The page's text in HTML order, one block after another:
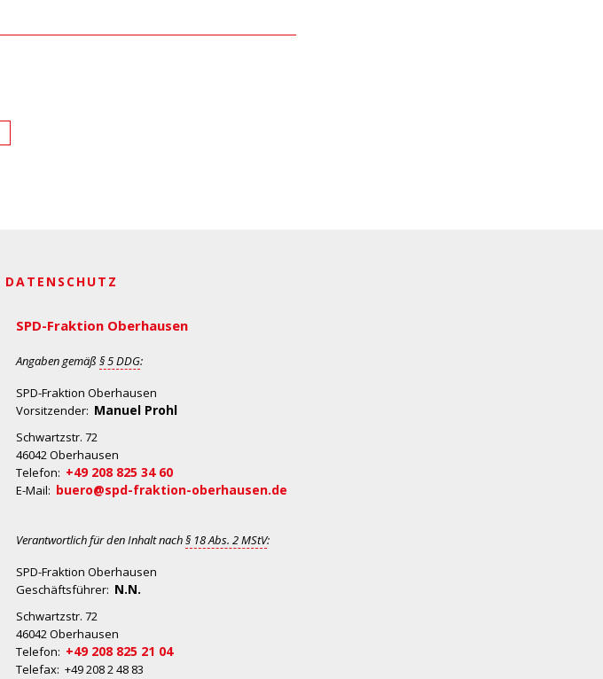
DATENSCHUTZ
SPD-Fraktion Oberhausen
Angaben gemäß § 5 DDG:
SPD-Fraktion Oberhausen
Vorsitzender: Manuel Prohl
Schwartzstr. 72
46042 Oberhausen
Telefon: +49 208 825 34 60
E-Mail: buero@spd-fraktion-oberhausen.de
Verantwortlich für den Inhalt nach§ 18 Abs. 2 MStV:
SPD-Fraktion Oberhausen
Geschäftsführer: N.N.
Schwartzstr. 72
46042 Oberhausen
Telefon: +49 208 825 21 04
Telefax: +49 208 2 48 83